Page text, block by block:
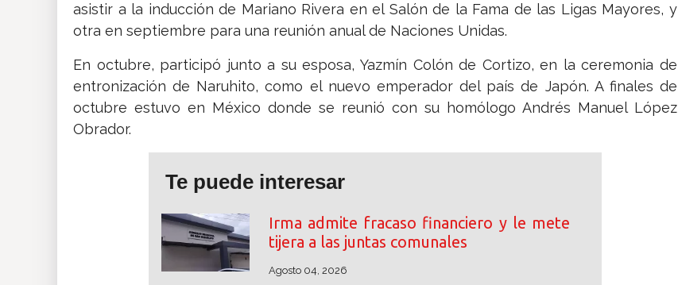
asistir a la inducción de Mariano Rivera en el Salón de la Fama de las Ligas Mayores, y
otra en septiembre para una reunión anual de Naciones Unidas.
En octubre, participó junto a su esposa, Yazmín Colón de Cortizo, en la ceremonia de
entronización de Naruhito, como el nuevo emperador del país de Japón. A finales de
octubre estuvo en México donde se reunió con su homólogo Andrés Manuel López
Obrador.
Te puede interesar
Irma admite fracaso financiero y le mete
tijera a las juntas comunales
Agosto 04, 2026